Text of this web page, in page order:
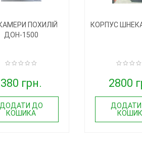
ПОХИЛІЙ
ДОН-1500
380 грн.
ДОДАТИ ДО
КОШИКА
КОРПУС
2800